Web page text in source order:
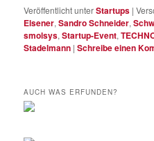
Veröffentlicht unterStartups |
Elsener,Sandro Schneider,
smolsys,Startup-Event,
Stadelmann |Schreibe einen
AUCH WAS ERFUNDEN?